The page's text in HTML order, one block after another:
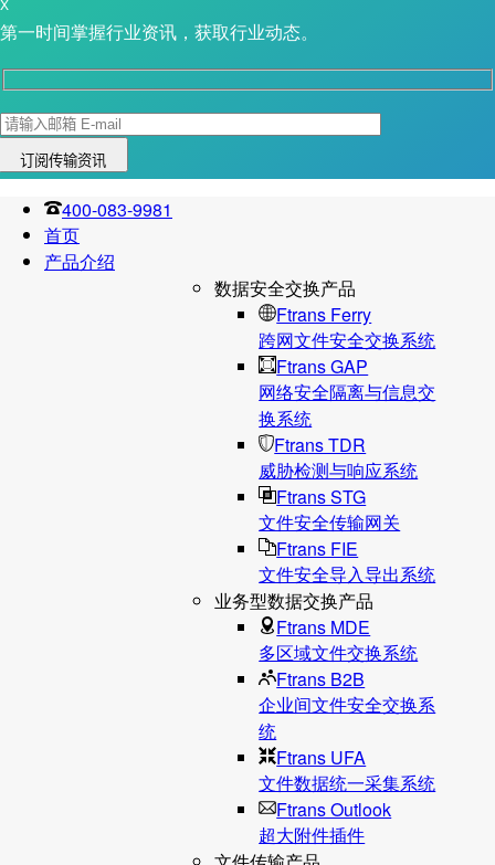
X
第一时间掌握行业资讯，获取行业动态。
400-083-9981
首页
产品介绍
数据安全交换产品
Ftrans Ferry
跨网文件安全交换系统
Ftrans GAP
网络安全隔离与信息交
换系统
Ftrans TDR
威胁检测与响应系统
Ftrans STG
文件安全传输网关
Ftrans FIE
文件安全导入导出系统
业务型数据交换产品
Ftrans MDE
多区域文件交换系统
Ftrans B2B
企业间文件安全交换系
统
Ftrans UFA
文件数据统⼀采集系统
Ftrans Outlook
超大附件插件